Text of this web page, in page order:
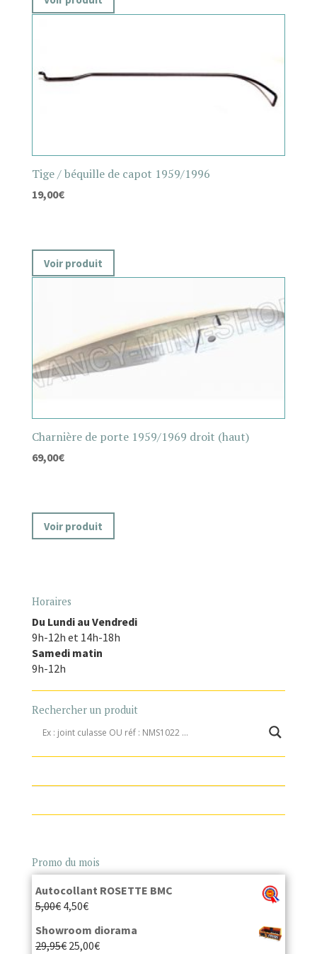
Tige / béquille de capot 1959/1996
19,00€
Voir produit
Charnière de porte 1959/1969 droit (haut)
69,00€
Voir produit
Horaires
Du Lundi au Vendredi
9h-12h et 14h-18h
Samedi matin
9h-12h
Rechercher un produit
Promo du mois
Autocollant ROSETTE BMC
5,00€ 4,50€
Showroom diorama
29,95€ 25,00€